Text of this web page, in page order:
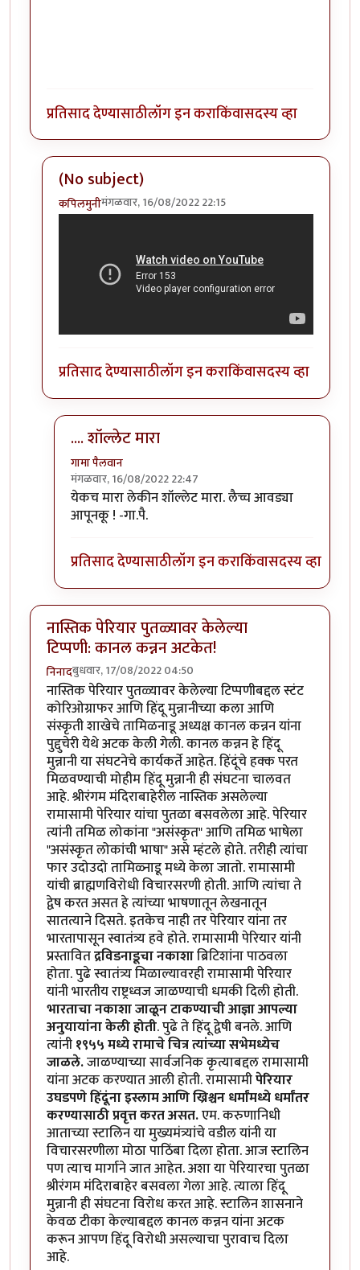
प्रतिसाद देण्यासाठीलॉग इन कराकिंवासदस्य व्हा
(No subject)
कपिलमुनीमंगळवार, 16/08/2022 22:15
प्रतिसाद देण्यासाठीलॉग इन कराकिंवासदस्य व्हा
.... शॉल्लेट मारा
गामा पैलवान
मंगळवार, 16/08/2022 22:47
In reply to(No subject)byकपिलमुनी
येकच मारा लेकीन शॉल्लेट मारा. लैच्च आवड्या
आपूनकू ! -गा.पै.
प्रतिसाद देण्यासाठीलॉग इन कराकिंवासदस्य व्हा
नास्तिक पेरियार पुतळ्यावर केलेल्या
टिप्पणी: कानल कन्नन अटकेत!
निनादबुधवार, 17/08/2022 04:50
नास्तिक पेरियार पुतळ्यावर केलेल्या टिप्पणीबद्दल स्टंट
कोरिओग्राफर आणि हिंदू मुन्नानीच्या कला आणि
संस्कृती शाखेचे तामिळनाडू अध्यक्ष कानल कन्नन यांना
पुद्दुचेरी येथे अटक केली गेली. कानल कन्नन हे हिंदू
मुन्नानी या संघटनेचे कार्यकर्ते आहेत. हिंदूंचे हक्क परत
मिळवण्याची मोहीम हिंदू मुन्नानी ही संघटना चालवत
आहे. श्रीरंगम मंदिराबाहेरील नास्तिक असलेल्या
रामासामी पेरियार यांचा पुतळा बसवलेला आहे. पेरियार
त्यांनी तमिळ लोकांना "असंस्कृत" आणि तमिळ भाषेला
"असंस्कृत लोकांची भाषा" असे म्हंटले होते. तरीही त्यांचा
फार उदोउदो तामिळ्नाडू मध्ये केला जातो. रामासामी
यांची ब्राह्मणविरोधी विचारसरणी होती. आणि त्यांचा ते
द्वेष करत असत हे त्यांच्या भाषणातून लेखनातून
सातत्याने दिसते. इतकेच नाही तर पेरियार यांना तर
भारतापासून स्वातंत्र्य हवे होते. रामासामी पेरियार यांनी
प्रस्तावितद्रविडनाडूचा नकाशाब्रिटिशांना पाठवला
होता. पुढे स्वातंत्र्य मिळाल्यावरही रामासामी पेरियार
यांनी भारतीय राष्ट्रध्वज जाळण्याची धमकी दिली होती.
भारताचा नकाशा जाळून टाकण्याची आज्ञा आपल्या
अनुयायांना केली होती. पुढे ते हिंदू द्वेषी बनले. आणि
त्यांनी१९५५ मध्ये रामाचे चित्र त्यांच्या सभेमध्येच
जाळले.जाळण्याच्या सार्वजनिक कृत्याबद्दल रामासामी
यांना अटक करण्यात आली होती. रामासामीपेरियार
उघडपणे हिंदूंना इस्लाम आणि ख्रिश्चन धर्मांमध्ये धर्मांतर
करण्यासाठी प्रवृत्त करत असत.एम. करुणानिधी
आताच्या स्टालिन या मुख्यमंत्र्यांचे वडील यांनी या
विचारसरणीला मोठा पाठिंबा दिला होता. आज स्टालिन
पण त्याच मार्गाने जात आहेत. अशा या पेरियारचा पुतळा
श्रीरंगम मंदिराबाहेर बसवला गेला आहे. त्याला हिंदू
मुन्नानी ही संघटना विरोध करत आहे. स्टालिन शासनाने
केवळ टीका केल्याबद्दल कानल कन्नन यांना अटक
करून आपण हिंदू विरोधी असल्याचा पुरावाच दिला
आहे.